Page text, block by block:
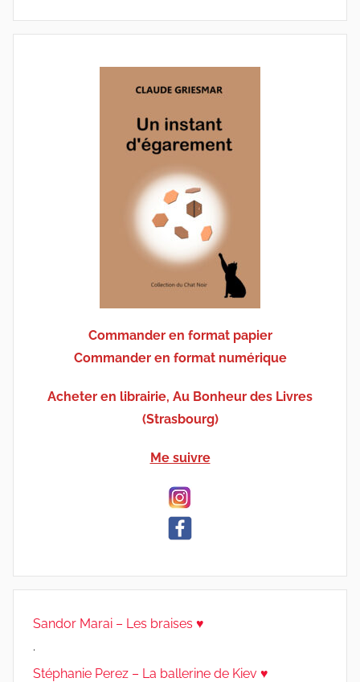
Commander en format papier
Commander en format numérique
Acheter en librairie, Au Bonheur des Livres
(Strasbourg)
Me suivre
Sandor Marai – Les braises ♥
.
Stéphanie Perez – La ballerine de Kiev ♥